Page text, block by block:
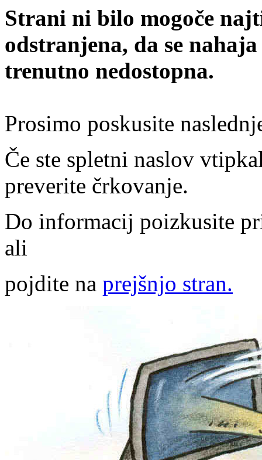
Strani ni bilo mogoče
odstranjena, da se
trenutno nedostopna.
Prosimo poskusite
Če ste spletni naslov
preverite črkovanje.
Do informacij poizkusite
ali
pojdite na prejšnjo stran.